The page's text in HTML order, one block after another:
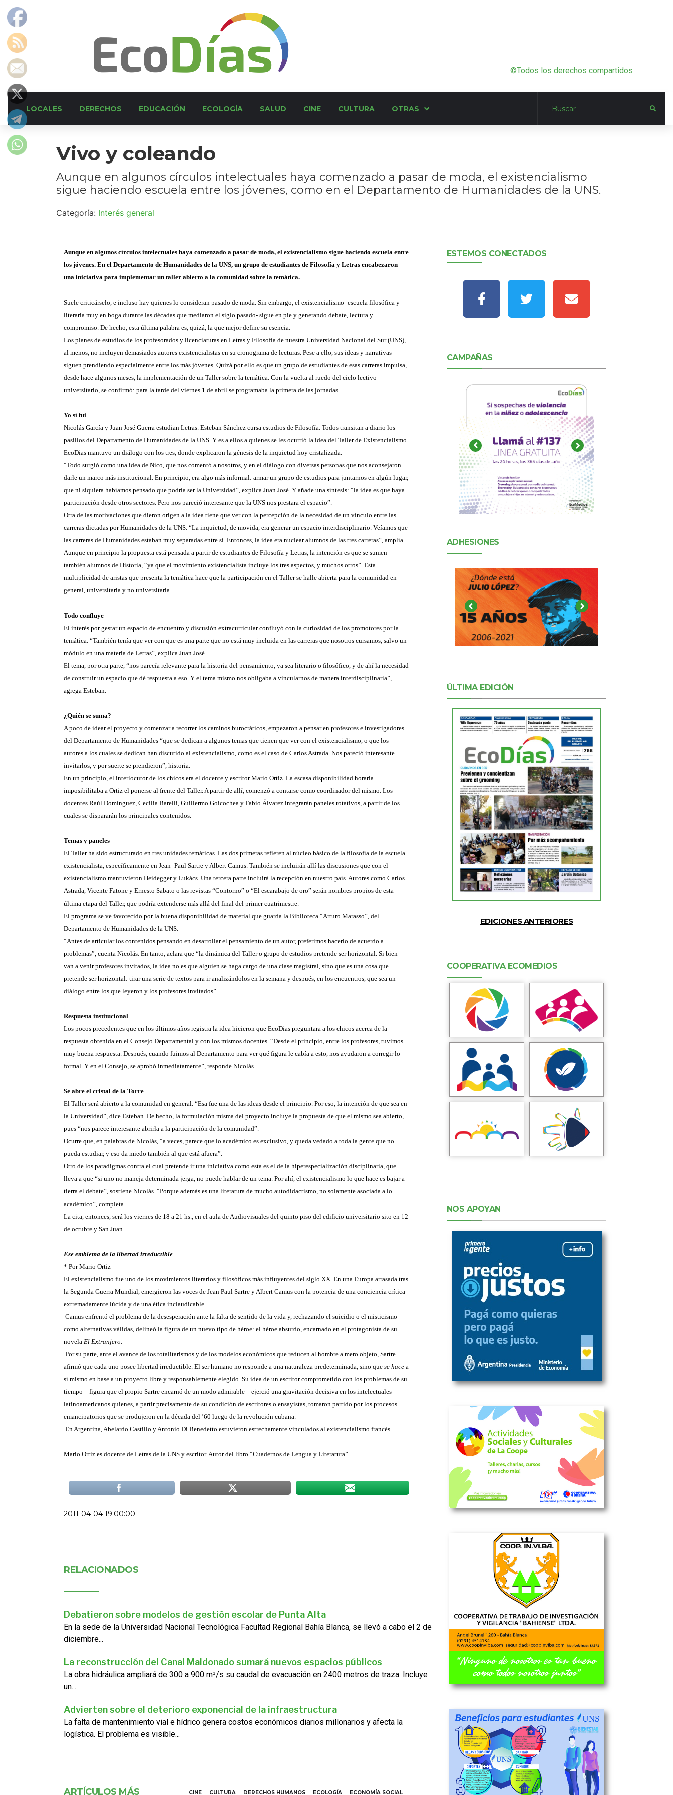
©Todos los derechos compartidos
LOCALES DERECHOS EDUCACIÓN ECOLOGÍA SALUD CINE CULTURA OTRAS
Vivo y coleando
Aunque en algunos círculos intelectuales haya comenzado a pasar de moda, el existencialismo
sigue haciendo escuela entre los jóvenes, como en el Departamento de Humanidades de la UNS.
Categoría: Interés general
Aunque en algunos círculos intelectuales haya comenzado a pasar de moda, el existencialismo sigue haciendo escuela entre
los jóvenes. En el Departamento de Humanidades de la UNS, un grupo de estudiantes de Filosofía y Letras encabezaron
una iniciativa para implementar un taller abierto a la comunidad sobre la temática.
Suele criticárselo, e incluso hay quienes lo consideran pasado de moda. Sin embargo, el existencialismo -escuela filosófica y
literaria muy en boga durante las décadas que mediaron el siglo pasado- sigue en pie y generando debate, lectura y
compromiso. De hecho, esta última palabra es, quizá, la que mejor define su esencia.
Los planes de estudios de los profesorados y licenciaturas en Letras y Filosofía de nuestra Universidad Nacional del Sur (UNS),
al menos, no incluyen demasiados autores existencialistas en su cronograma de lecturas. Pese a ello, sus ideas y narrativas
siguen prendiendo especialmente entre los más jóvenes. Quizá por ello es que un grupo de estudiantes de esas carreras impulsa,
desde hace algunos meses, la implementación de un Taller sobre la temática. Con la vuelta al ruedo del ciclo lectivo
universitario, se confirmó: para la tarde del viernes 1 de abril se programaba la primera de las jornadas.
Yo sí fui
Nicolás García y Juan José Guerra estudian Letras. Esteban Sánchez cursa estudios de Filosofía. Todos transitan a diario los
pasillos del Departamento de Humanidades de la UNS. Y es a ellos a quienes se les ocurrió la idea del Taller de Existencialismo.
EcoDias mantuvo un diálogo con los tres, donde explicaron la génesis de la inquietud hoy cristalizada.
“Todo surgió como una idea de Nico, que nos comentó a nosotros, y en el diálogo con diversas personas que nos aconsejaron
darle un marco más institucional. En principio, era algo más informal: armar un grupo de estudios para juntarnos en algún lugar,
que ni siquiera habíamos pensado que podría ser la Universidad”, explica Juan José. Y añade una síntesis: “la idea es que haya
participación desde otros sectores. Pero nos pareció interesante que la UNS nos prestara el espacio”.
Otra de las motivaciones que dieron origen a la idea tiene que ver con la percepción de la necesidad de un vínculo entre las
carreras dictadas por Humanidades de la UNS. “La inquietud, de movida, era generar un espacio interdisciplinario. Veíamos que
las carreras de Humanidades estaban muy separadas entre sí. Entonces, la idea era nuclear alumnos de las tres carreras”, amplía.
Aunque en principio la propuesta está pensada a partir de estudiantes de Filosofía y Letras, la intención es que se sumen
también alumnos de Historia, “ya que el movimiento existencialista incluye los tres aspectos, y muchos otros”. Esta
multiplicidad de aristas que presenta la temática hace que la participación en el Taller se halle abierta para la comunidad en
general, universitaria y no universitaria.
Todo confluye
El interés por gestar un espacio de encuentro y discusión extracurricular confluyó con la curiosidad de los promotores por la
temática. “También tenía que ver con que es una parte que no está muy incluida en las carreras que nosotros cursamos, salvo un
módulo en una materia de Letras”, explica Juan José.
El tema, por otra parte, “nos parecía relevante para la historia del pensamiento, ya sea literario o filosófico, y de ahí la necesidad
de construir un espacio que dé respuesta a eso. Y el tema mismo nos obligaba a vincularnos de manera interdisciplinaria”,
agrega Esteban.
¿Quién se suma?
A poco de idear el proyecto y comenzar a recorrer los caminos burocráticos, empezaron a pensar en profesores e investigadores
del Departamento de Humanidades “que se dedican a algunos temas que tienen que ver con el existencialismo, o que los
autores a los cuales se dedican han discutido al existencialismo, como es el caso de Carlos Astrada. Nos pareció interesante
invitarlos, y por suerte se prendieron”, historia.
En un principio, el interlocutor de los chicos era el docente y escritor Mario Ortiz. La escasa disponibilidad horaria
imposibilitaba a Ortiz el ponerse al frente del Taller. A partir de allí, comenzó a contarse como coordinador del mismo. Los
docentes Raúl Domínguez, Cecilia Barelli, Guillermo Goicochea y Fabio Álvarez integrarán paneles rotativos, a partir de los
cuales se dispararán los principales contenidos.
Temas y paneles
El Taller ha sido estructurado en tres unidades temáticas. Las dos primeras refieren al núcleo básico de la filosofía de la escuela
existencialista, específicamente en Jean- Paul Sartre y Albert Camus. También se incluirán allí las discusiones que con el
existencialismo mantuvieron Heidegger y Lukács. Una tercera parte incluirá la recepción en nuestro país. Autores como Carlos
Astrada, Vicente Fatone y Ernesto Sabato o las revistas “Contorno” o “El escarabajo de oro” serán nombres propios de esta
última etapa del Taller, que podría extenderse más allá del final del primer cuatrimestre.
El programa se ve favorecido por la buena disponibilidad de material que guarda la Biblioteca “Arturo Marasso”, del
Departamento de Humanidades de la UNS.
“Antes de articular los contenidos pensando en desarrollar el pensamiento de un autor, preferimos hacerlo de acuerdo a
problemas”, cuenta Nicolás. En tanto, aclara que “la dinámica del Taller o grupo de estudios pretende ser horizontal. Si bien
van a venir profesores invitados, la idea no es que alguien se haga cargo de una clase magistral, sino que es una cosa que
pretende ser horizontal: tirar una serie de textos para ir analizándolos en la semana y después, en los encuentros, que sea un
diálogo entre los que leyeron y los profesores invitados”.
Respuesta institucional
Los pocos precedentes que en los últimos años registra la idea hicieron que EcoDias preguntara a los chicos acerca de la
respuesta obtenida en el Consejo Departamental y con los mismos docentes. “Desde el principio, entre los profesores, tuvimos
muy buena respuesta. Después, cuando fuimos al Departamento para ver qué figura le cabía a esto, nos ayudaron a corregir lo
formal. Y en el Consejo, se aprobó inmediatamente”, responde Nicolás.
Se abre el cristal de la Torre
El Taller será abierto a la comunidad en general. “Esa fue una de las ideas desde el principio. Por eso, la intención de que sea en
la Universidad”, dice Esteban. De hecho, la formulación misma del proyecto incluye la propuesta de que el mismo sea abierto,
pues “nos parece interesante abrirla a la participación de la comunidad”.
Ocurre que, en palabras de Nicolás, “a veces, parece que lo académico es exclusivo, y queda vedado a toda la gente que no
pueda estudiar, y eso da miedo también al que está afuera”.
Otro de los paradigmas contra el cual pretende ir una iniciativa como esta es el de la hiperespecialización disciplinaria, que
lleva a que “si uno no maneja determinada jerga, no puede hablar de un tema. Por ahí, el existencialismo lo que hace es bajar a
tierra el debate”, sostiene Nicolás. “Porque además es una literatura de mucho autodidactismo, no solamente asociada a lo
académico”, completa.
La cita, entonces, será los viernes de 18 a 21 hs., en el aula de Audiovisuales del quinto piso del edificio universitario sito en 12
de octubre y San Juan.
Ese emblema de la libertad irreductible
* Por Mario Ortiz
El existencialismo fue uno de los movimientos literarios y filosóficos más influyentes del siglo XX. En una Europa arrasada tras
la Segunda Guerra Mundial, emergieron las voces de Jean Paul Sartre y Albert Camus con la potencia de una conciencia crítica
extremadamente lúcida y de una ética inclaudicable.
Camus enfrentó el problema de la desesperación ante la falta de sentido de la vida y, rechazando el suicidio o el misticismo
como alternativas válidas, delineó la figura de un nuevo tipo de héroe: el héroe absurdo, encarnado en el protagonista de su
novela El Extranjero.
Por su parte, ante el avance de los totalitarismos y de los modelos económicos que reducen al hombre a mero objeto, Sartre
afirmó que cada uno posee libertad irreductible. El ser humano no responde a una naturaleza predeterminada, sino que se hace a
sí mismo en base a un proyecto libre y responsablemente elegido. Su idea de un escritor comprometido con los problemas de su
tiempo – figura que el propio Sartre encarnó de un modo admirable – ejerció una gravitación decisiva en los intelectuales
latinoamericanos quienes, a partir precisamente de su condición de escritores o ensayistas, tomaron partido por los procesos
emancipatorios que se produjeron en la década del ’60 luego de la revolución cubana.
En Argentina, Abelardo Castillo y Antonio Di Benedetto estuvieron estrechamente vinculados al existencialismo francés.
Mario Ortiz es docente de Letras de la UNS y escritor. Autor del libro “Cuadernos de Lengua y Literatura”.
2011-04-04 19:00:00
RELACIONADOS
Debatieron sobre modelos de gestión escolar de Punta Alta
En la sede de la Universidad Nacional Tecnológica Facultad Regional Bahía Blanca, se llevó a cabo el 2 de
diciembre...
La reconstrucción del Canal Maldonado sumará nuevos espacios públicos
La obra hidráulica ampliará de 300 a 900 m³/s su caudal de evacuación en 2400 metros de traza. Incluye
un...
Advierten sobre el deterioro exponencial de la infraestructura
La falta de mantenimiento vial e hídrico genera costos económicos diarios millonarios y afecta la
logística. El problema es visible...
ARTÍCULOS MÁS CINE CULTURA DERECHOS HUMANOS ECOLOGÍA ECONOMÍA SOCIAL
ESTEMOS CONECTADOS
CAMPAÑAS
ADHESIONES
ÚLTIMA EDICIÓN
EDICIONES ANTERIORES
COOPERATIVA ECOMEDIOS
NOS APOYAN